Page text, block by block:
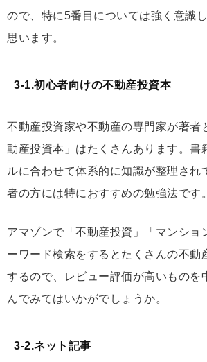
ので、特に5番目については強く意識
思います。
3-1.初心者向けの不動産投資本
不動産投資家や不動産の専門家が著者
動産投資本」はたくさんあります。書
ルに合わせて体系的に知識が整理され
者の方には特におすすめの勉強法です。
アマゾンで「不動産投資」「マンショ
ーワード検索をするとたくさんの不動
するので、レビュー評価が高いものを
んでみてはいかがでしょうか。
3-2.ネット記事